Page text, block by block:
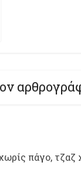
πάγο, τζαζ